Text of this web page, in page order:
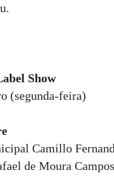
Show
(segunda-feira)
Camillo
de Moura